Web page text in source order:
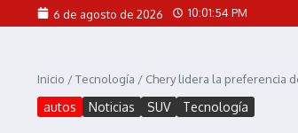
Saltar al contenido6 de agosto de 2026 10:01:54 PM
Inicio /Tecnología / Chery lidera la preferencia
autos Noticias SUV Tecnología